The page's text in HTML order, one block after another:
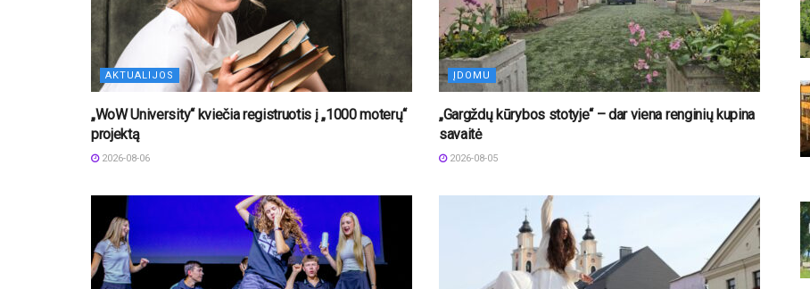
AKTUALIJOS
„WoW University“ kviečia registruotis į „1000 moterų“
projektą
2026-08-06
ĮDOMU
„Gargždų kūrybos stotyje“ – dar viena renginių kupina
savaitė
2026-08-05